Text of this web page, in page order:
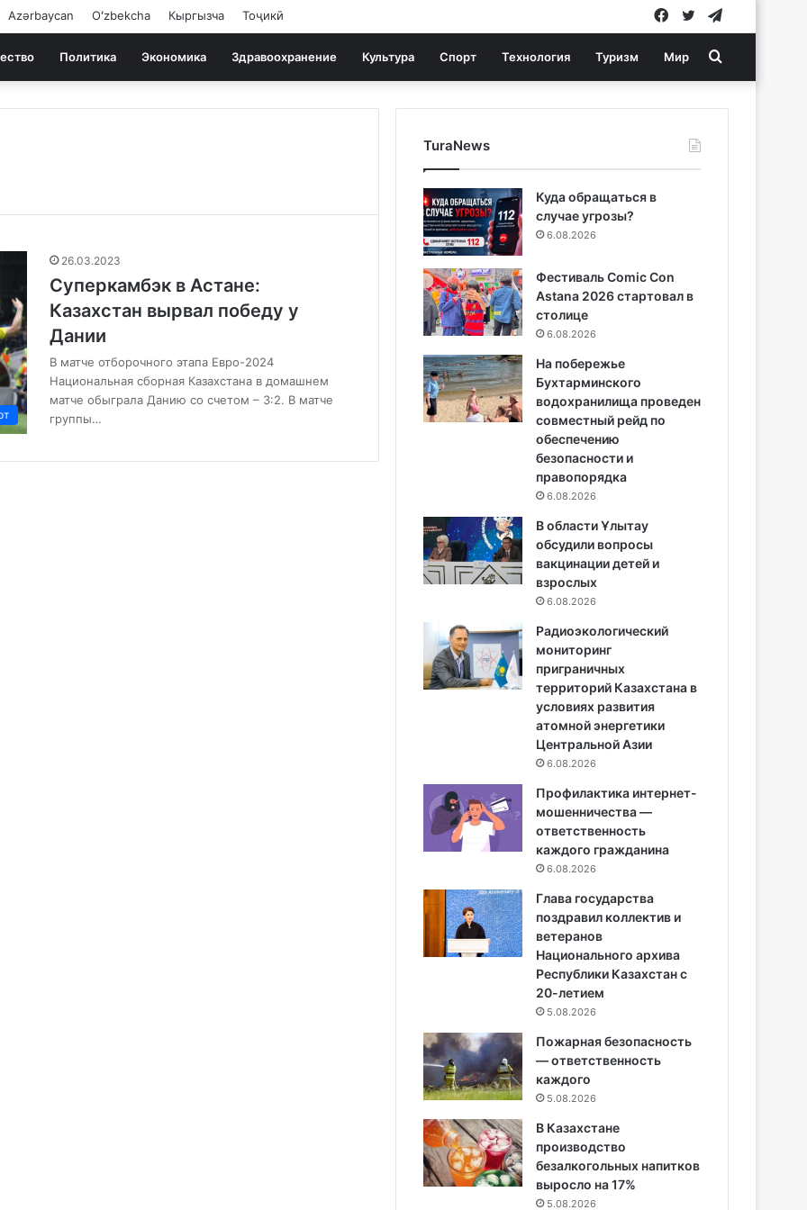
Azərbaycan Oʻzbekcha Кыргызча Тоҷикӣ Twitter
Facebook
Политика Экономика Здравоохранение Культура Спорт Технология Туризм Мир Search
for
26.03.2023
Суперкамбэк в Астане:
Казахстан вырвал победу у
Дании
В матче отборочного этапа Евро-2024
Национальная сборная Казахстана в домашнем
матче обыграла Данию со счетом – 3:2. В матче
группы…
TuraNews
Куда обращаться в
случае угрозы?
6.08.2026
Фестиваль Comic Con
Astana 2026 стартовал в
столице
6.08.2026
На побережье
Бухтарминского
водохранилища проведен
совместный рейд по
обеспечению
безопасности и
правопорядка
6.08.2026
В области Ұлытау
обсудили вопросы
вакцинации детей и
взрослых
6.08.2026
Радиоэкологический
мониторинг
приграничных
территорий Казахстана в
условиях развития
атомной энергетики
Центральной Азии
6.08.2026
Профилактика интернет-
мошенничества —
ответственность
каждого гражданина
6.08.2026
Глава государства
поздравил коллектив и
ветеранов
Национального архива
Республики Казахстан с
20-летием
5.08.2026
Пожарная безопасность
— ответственность
каждого
5.08.2026
В Казахстане
производство
безалкогольных напитков
выросло на 17%
5.08.2026